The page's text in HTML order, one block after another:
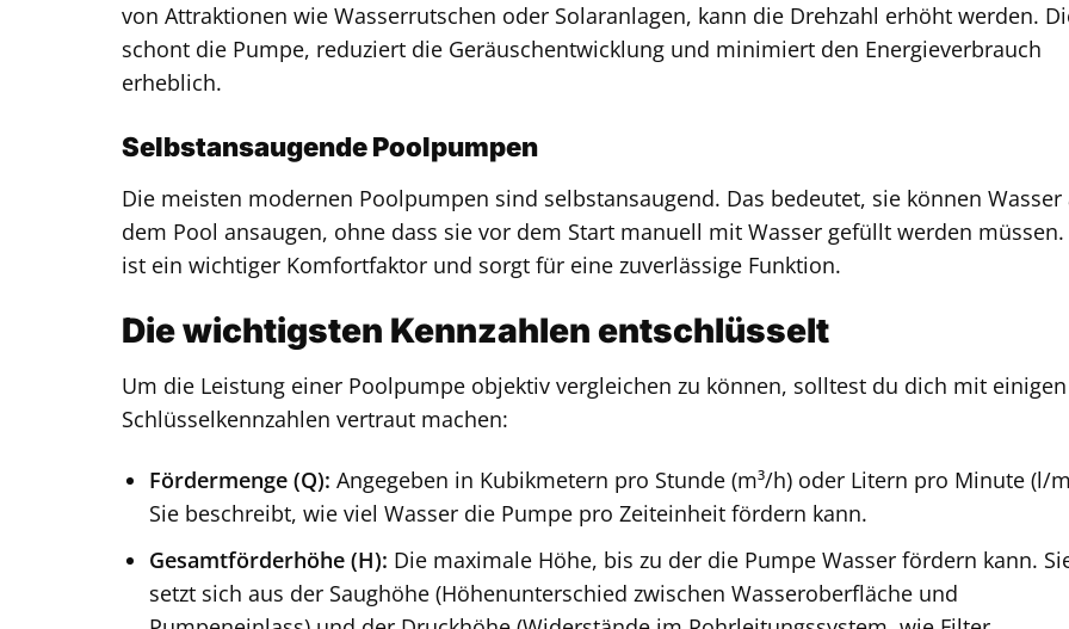
von Attraktionen wie Wasserrutschen oder Solaranlagen, kann die Drehzahl erhöht werden.
schont die Pumpe, reduziert die Geräuschentwicklung und minimiert den Energieverbrauch
erheblich.
Selbstansaugende Poolpumpen
Die meisten modernen Poolpumpen sind selbstansaugend. Das bedeutet, sie können Wasser
dem Pool ansaugen, ohne dass sie vor dem Start manuell mit Wasser gefüllt werden müssen.
ist ein wichtiger Komfortfaktor und sorgt für eine zuverlässige Funktion.
Die wichtigsten Kennzahlen entschlüsselt
Um die Leistung einer Poolpumpe objektiv vergleichen zu können, solltest du dich mit einigen
Schlüsselkennzahlen vertraut machen:
Fördermenge (Q): Angegeben in Kubikmetern pro Stunde (m³/h) oder Litern pro Minute (l/
Sie beschreibt, wie viel Wasser die Pumpe pro Zeiteinheit fördern kann.
Gesamtförderhöhe (H): Die maximale Höhe, bis zu der die Pumpe Wasser fördern kann.
setzt sich aus der Saughöhe (Höhenunterschied zwischen Wasseroberfläche und